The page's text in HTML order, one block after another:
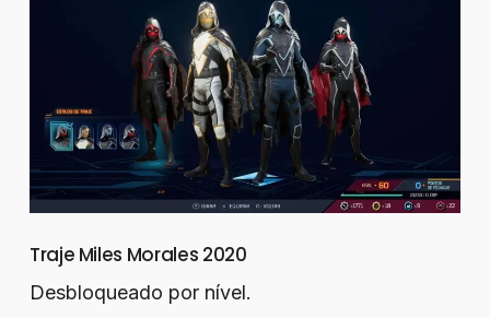
Traje Miles Morales 2020
Desbloqueado por nível.